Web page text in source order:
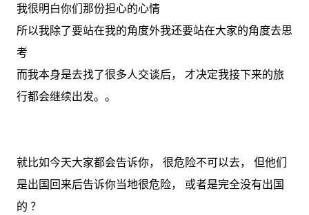
我很明白你们那份担心的心情
所以我除了要站在我的角度外我还要站在大家的角度去思
考
而我本身是去找了很多人交谈后， 才决定我接下来的旅
行都会继续出发。。
就比如今天大家都会告诉你， 很危险不可以去， 但他们
是出国回来后告诉你当地很危险， 或者是完全没有出国
的 ？